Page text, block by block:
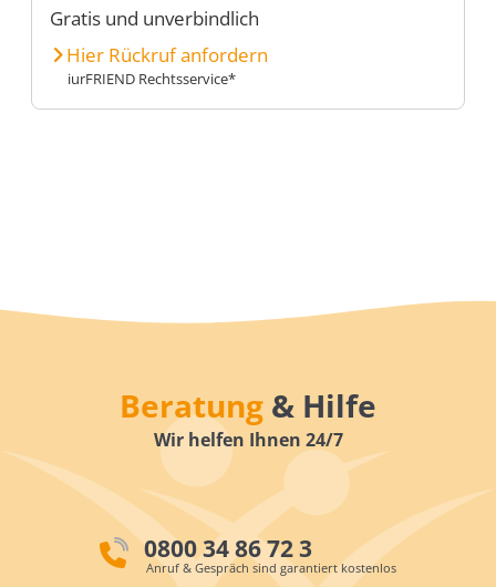
Gratis und unverbindlich
Hier Rückruf anfordern
iurFRIEND Rechtsservice*
Beratung & Hilfe
Wir helfen Ihnen 24/7
0800 34 86 72 3
Anruf & Gespräch sind garantiert kostenlos